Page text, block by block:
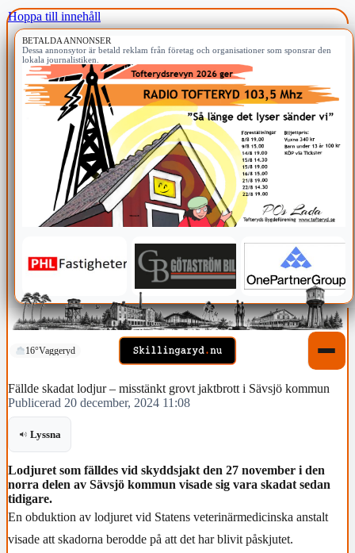
Hoppa till innehåll
BETALDA ANNONSER
Dessa annonsytor är betald reklam från företag och organisationer som sponsrar den
lokala journalistiken.
16°Vaggeryd
Fällde skadat lodjur – misstänkt grovt jaktbrott i Sävsjö kommun
Publicerad 20 december, 2024 11:08
Lyssna
Lodjuret som fälldes vid skyddsjakt den 27 november i den
norra delen av Sävsjö kommun visade sig vara skadat sedan
tidigare.
En obduktion av lodjuret vid Statens veterinärmedicinska anstalt
visade att skadorna berodde på att det har blivit påskjutet.